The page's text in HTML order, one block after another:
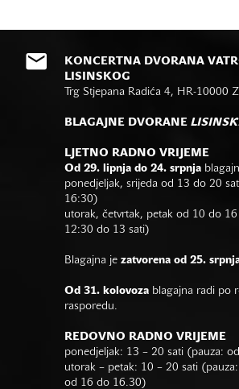
KONCERTNA DVORANA
LISINSKOG
Trg Stjepana Radića 4, HR-10000
BLAGAJNE DVORANE
LJETNO RADNO VRIJEME
Od 29. lipnja do 24. srpnja
ponedjeljak, srijeda od 13 do 20
16:30)
utorak, četvrtak, petak od 10 do
12:30 do 13 sati)
Blagajna je zatvorena od 25.
Od 31. kolovoza blagajna radi po
rasporedu.
REDOVNO RADNO VRIJEME
ponedjeljak: 13 – 20 sati (pauza:
utorak – petak: 10 – 20 sati
od 16 do 16.30)